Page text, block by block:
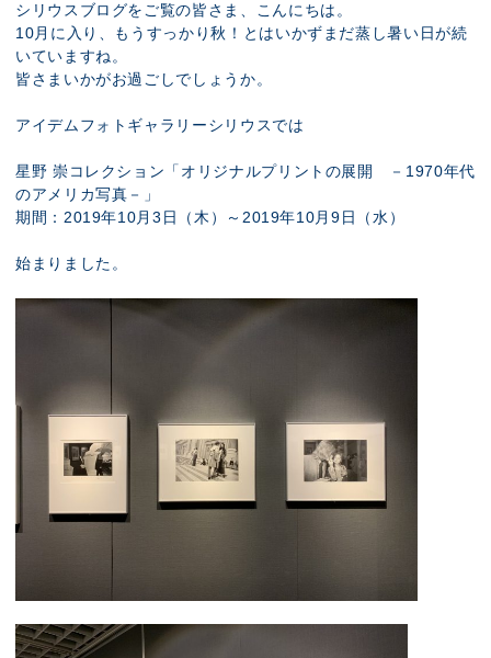
シリウスブログをご覧の皆さま、こんにちは。
10月に入り、もうすっかり秋！とはいかずまだ蒸し暑い日が続
いていますね。
皆さまいかがお過ごしでしょうか。
アイデムフォトギャラリーシリウスでは
星野 崇コレクション「オリジナルプリントの展開 －1970年代
のアメリカ写真－」
期間：2019年10月3日（木）～2019年10月9日（水）
始まりました。